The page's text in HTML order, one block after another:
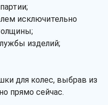
исключительно
изделий;
для колес, выбрав из
прямо сейчас.